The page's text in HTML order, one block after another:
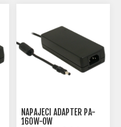
NAPÁJECÍ ADAPTÉR PA-
160W-OW